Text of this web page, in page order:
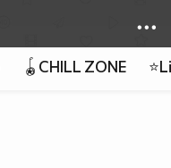
🪀CHILL ZONE